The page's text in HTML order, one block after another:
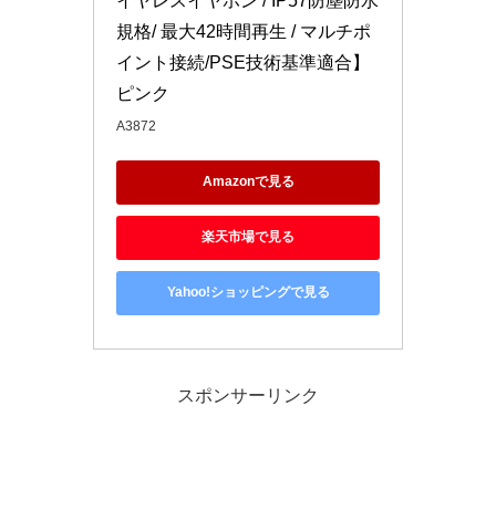
規格/ 最大42時間再生 / マルチポ
イント接続/PSE技術基準適合】
ピンク
A3872
Amazonで見る
楽天市場で見る
Yahoo!ショッピングで見る
スポンサーリンク